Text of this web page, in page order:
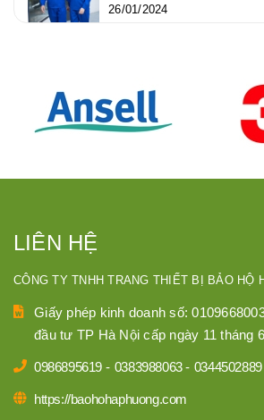
26/01/2024
LIÊN HỆ
CÔNG TY TNHH TRANG THIẾT BỊ BẢO HỘ
Giấy phép kinh doanh số:
đầu tư TP Hà Nội cấp ngày 11 tháng
0986895619 - 0383988063- 0344502889
https://baohohaphuong.com